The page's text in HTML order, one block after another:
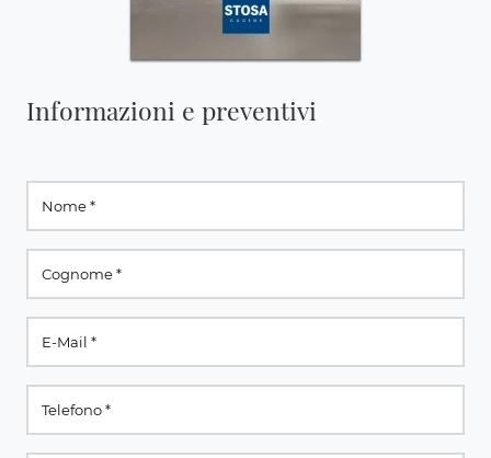
Informazioni e preventivi